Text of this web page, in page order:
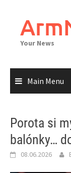
content
Your News
Main Menu
Porota si
balónky…
08.06.2026